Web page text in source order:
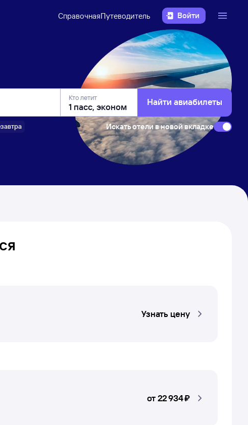
СправочнаяПутеводитель Войти
Кто летит Найти авиабилеты
Искать отели в новой вкладке
Узнать цену
от22 ⁠934 ⁠₽